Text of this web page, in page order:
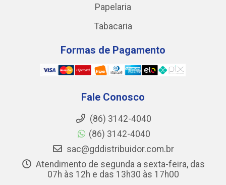
Papelaria
Tabacaria
Formas de Pagamento
Fale Conosco
(86) 3142-4040
(86) 3142-4040
sac@gddistribuidor.com.br
Atendimento de segunda a sexta-feira, das
07h às 12h e das 13h30 às 17h00